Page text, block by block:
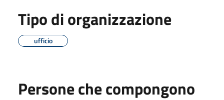
Tipo di organizzazione
ufficio
Persone che compongono